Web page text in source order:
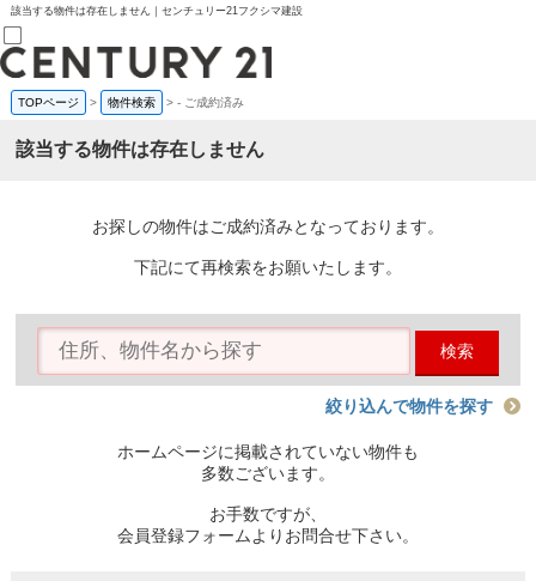
該当する物件は存在しません｜センチュリー21フクシマ建設
売買部
0120-800-844
賃貸部
会員メニュー
物件を探す
購入TOP
条件から探す
住宅ローン控除シミュレータ
TOPページ > 物件検索 >- ご成約済み
該当する物件は存在しません
お探しの物件はご成約済みとなっております。
下記にて再検索をお願いたします。
検索
絞り込んで物件を探す
ホームページに掲載されていない物件も
多数ございます。
お手数ですが、
会員登録フォームよりお問合せ下さい。